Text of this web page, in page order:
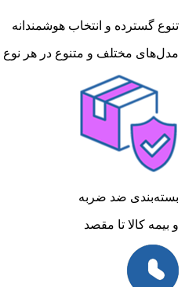
تنوع گسترده و انتخاب هوشمندانه
مدل‌های مختلف و متنوع در هر نوع
بسته‌بندی ضد ضربه
و بیمه کالا تا مقصد